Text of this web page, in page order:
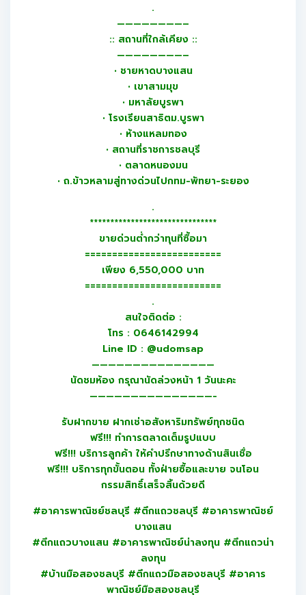
.
————————–
:: สถานที่ใกล้เคียง ::
————————–
• ชายหาดบางแสน
• เขาสามมุข
• มหาลัยบูรพา
• โรงเรียนสาธิตม.บูรพา
• ห้างแหลมทอง
• สถานที่ราชการชลบุรี
• ตลาดหนองมน
• ถ.ข้าวหลามสู่ทางด่วนไปกทม-พัทยา-ระยอง
.
*******************************
ขายด่วนต่ำกว่าทุนที่ซื้อมา
=========================
เพียง 6,550,000 บาท
=========================
.
สนใจติดต่อ :
โทร : 0646142994
Line ID : @udomsap
———————————————
นัดชมห้อง กรุณานัดล่วงหน้า 1 วันนะคะ
———————————————-
รับฝากขาย ฝากเช่าอสังหาริมทรัพย์ทุกชนิด
ฟรี!!! ทำการตลาดเต็มรูปแบบ
ฟรี!!! บริการลูกค้า ให้คำปรึกษาทางด้านสินเชื่อ
ฟรี!!! บริการทุกขั้นตอน ทั้งฝ่ายซื้อและขาย จนโอน
กรรมสิทธิ์เสร็จสิ้นด้วยดี
#อาคารพาณิชย์ชลบุรี #ตึกแถวชลบุรี #อาคารพาณิชย์
บางแสน
#ตึกแถวบางแสน #อาคารพาณิชย์น่าลงทุน #ตึกแถวน่า
ลงทุน
#บ้านมือสองชลบุรี #ตึกแถวมือสองชลบุรี #อาคาร
พาณิชย์มือสองชลบุรี